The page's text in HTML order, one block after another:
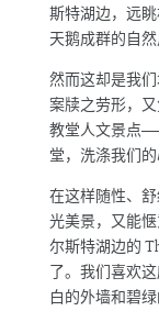
斯特湖边，远
天鹅成群的自
然而这却是我
案牍之劳形，
教堂人文景点
堂，洗涤我们的
在这样随性、
光美景，又能
尔斯特湖边的
了。我们喜欢
白的外墙和碧